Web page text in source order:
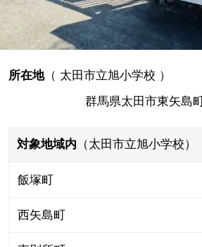
所在地（ 太田市立旭小学校 ）
群馬県太田市東矢島
対象地域内 （太田市立旭小学校）
飯塚町
西矢島町